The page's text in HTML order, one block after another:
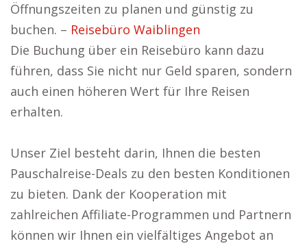
Öffnungszeiten zu planen und günstig zu
buchen. – Reisebüro Waiblingen
Die Buchung über ein Reisebüro kann dazu
führen, dass Sie nicht nur Geld sparen, sondern
auch einen höheren Wert für Ihre Reisen
erhalten.
Unser Ziel besteht darin, Ihnen die besten
Pauschalreise-Deals zu den besten Konditionen
zu bieten. Dank der Kooperation mit
zahlreichen Affiliate-Programmen und Partnern
können wir Ihnen ein vielfältiges Angebot an